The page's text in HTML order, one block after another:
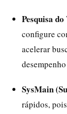
Pesquisa
configure
acelerar
SysMain
rápidos,